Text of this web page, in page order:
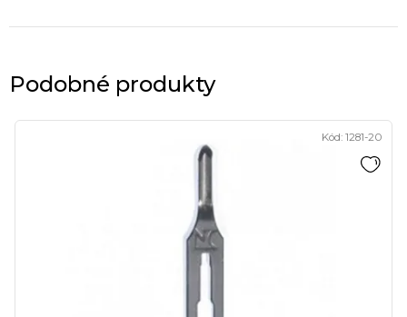
Podobné produkty
Kód: 1281-20